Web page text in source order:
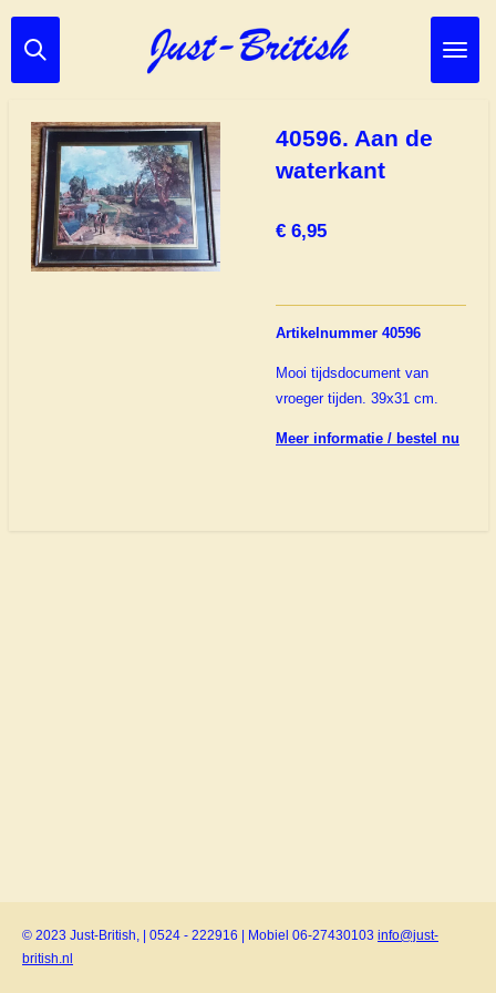
Ga
direct
hoofdinhoud
40596. Aan de
waterkant
€ 6,95
Artikelnummer 40596
Mooi tijdsdocument van
vroeger tijden. 39x31 cm.
Meer informatie / bestel nu
© 2023 Just-British, | 0524 - 222916 | Mobiel 06-27430103 info@just-
british.nl